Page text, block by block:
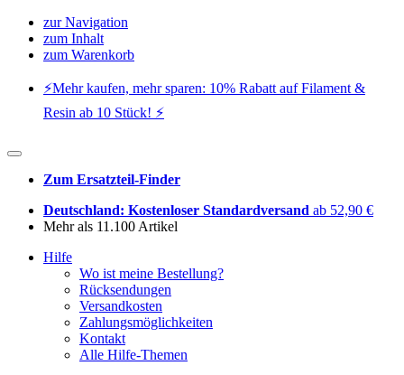
zur Navigation
zum Inhalt
zum Warenkorb
⚡️Mehr kaufen, mehr sparen: 10% Rabatt auf Filament &
Resin ab 10 Stück! ⚡️
Zum Ersatzteil-Finder
Deutschland: Kostenloser Standardversand ab 52,90 €
Mehr als 11.100 Artikel
Hilfe
Wo ist meine Bestellung?
Rücksendungen
Versandkosten
Zahlungsmöglichkeiten
Kontakt
Alle Hilfe-Themen